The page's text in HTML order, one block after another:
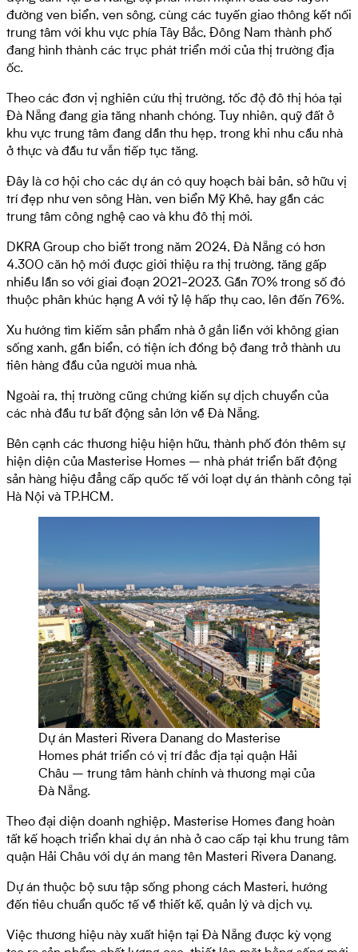
đường ven biển, ven sông, cùng các tuyến giao thông kết nối
trung tâm với khu vực phía Tây Bắc, Đông Nam thành phố
đang hình thành các trục phát triển mới của thị trường địa
ốc.
Theo các đơn vị nghiên cứu thị trường, tốc độ đô thị hóa tại
Đà Nẵng đang gia tăng nhanh chóng. Tuy nhiên, quỹ đất ở
khu vực trung tâm đang dần thu hẹp, trong khi nhu cầu nhà
ở thực và đầu tư vẫn tiếp tục tăng.
Đây là cơ hội cho các dự án có quy hoạch bài bản, sở hữu vị
trí đẹp như ven sông Hàn, ven biển Mỹ Khê, hay gần các
trung tâm công nghệ cao và khu đô thị mới.
DKRA Group cho biết trong năm 2024, Đà Nẵng có hơn
4.300 căn hộ mới được giới thiệu ra thị trường, tăng gấp
nhiều lần so với giai đoạn 2021-2023. Gần 70% trong số đó
thuộc phân khúc hạng A với tỷ lệ hấp thụ cao, lên đến 76%.
Xu hướng tìm kiếm sản phẩm nhà ở gắn liền với không gian
sống xanh, gần biển, có tiện ích đồng bộ đang trở thành ưu
tiên hàng đầu của người mua nhà.
Ngoài ra, thị trường cũng chứng kiến sự dịch chuyển của
các nhà đầu tư bất động sản lớn về Đà Nẵng.
Bên cạnh các thương hiệu hiện hữu, thành phố đón thêm sự
hiện diện của Masterise Homes – nhà phát triển bất động
sản hàng hiệu đẳng cấp quốc tế với loạt dự án thành công tại
Hà Nội và TP.HCM.
Dự án Masteri Rivera Danang do Masterise
Homes phát triển có vị trí đắc địa tại quận Hải
Châu – trung tâm hành chính và thương mại của
Đà Nẵng.
Theo đại diện doanh nghiệp, Masterise Homes đang hoàn
tất kế hoạch triển khai dự án nhà ở cao cấp tại khu trung tâm
quận Hải Châu với dự án mang tên Masteri Rivera Danang.
Dự án thuộc bộ sưu tập sống phong cách Masteri, hướng
đến tiêu chuẩn quốc tế về thiết kế, quản lý và dịch vụ.
Việc thương hiệu này xuất hiện tại Đà Nẵng được kỳ vọng